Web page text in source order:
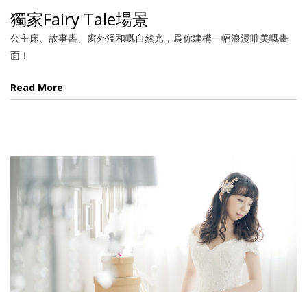
獨家Fairy Tale場景
公主床、故事書、窗外溫和嘅自然光，爲你建構一幅浪漫唯美嘅畫
面！
Read More